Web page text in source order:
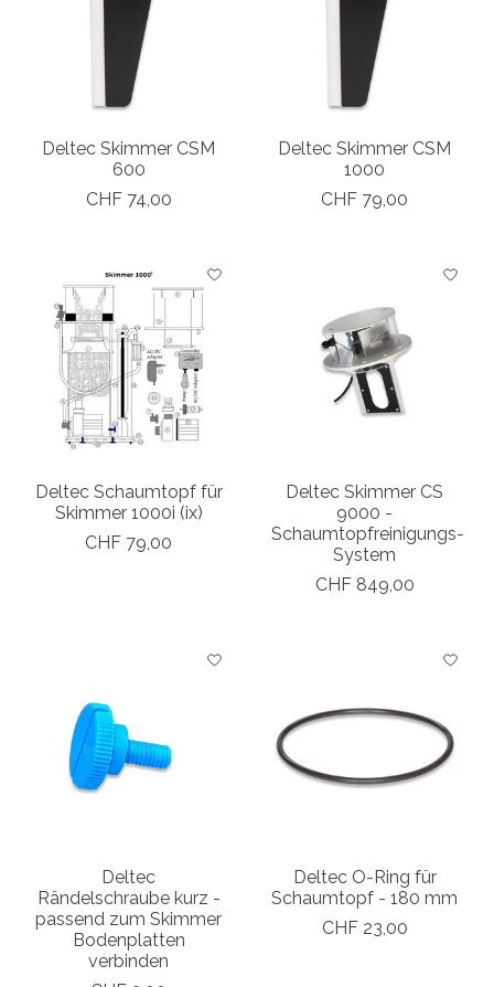
Deltec Skimmer CSM
600
CHF 74,00
Deltec Skimmer CSM
1000
CHF 79,00
Deltec Schaumtopf für
Skimmer 1000i (ix)
CHF 79,00
Deltec Skimmer CS
9000 -
Schaumtopfreinigungs-
System
CHF 849,00
Deltec
Rändelschraube kurz -
passend zum Skimmer
Bodenplatten
verbinden
Deltec O-Ring für
Schaumtopf - 180 mm
CHF 23,00